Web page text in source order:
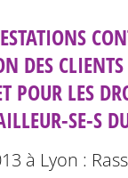
DES
POUR LES
SE-S
à Lyon :